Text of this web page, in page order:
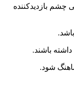
چشم بازدیدکننده
داشته باشند.
شود.